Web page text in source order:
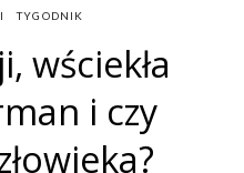
TYGODNIK
wściekła
i czy